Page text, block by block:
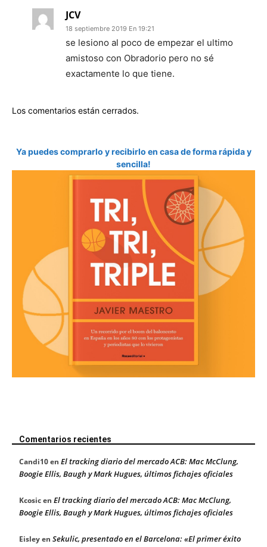
JCV
18 septiembre 2019 En 19:21
se lesiono al poco de empezar el ultimo
amistoso con Obradorio pero no sé
exactamente lo que tiene.
Los comentarios están cerrados.
Ya puedes comprarlo y recibirlo en casa de forma rápida y
sencilla!
Comentarios recientes
Candi10en El tracking diario del mercado ACB: Mac McClung,
Boogie Ellis, Baugh y Mark Hugues, últimos fichajes oficiales
Kcosicen El tracking diario del mercado ACB: Mac McClung,
Boogie Ellis, Baugh y Mark Hugues, últimos fichajes oficiales
Eisleyen Sekulic, presentado en el Barcelona: «El primer éxito